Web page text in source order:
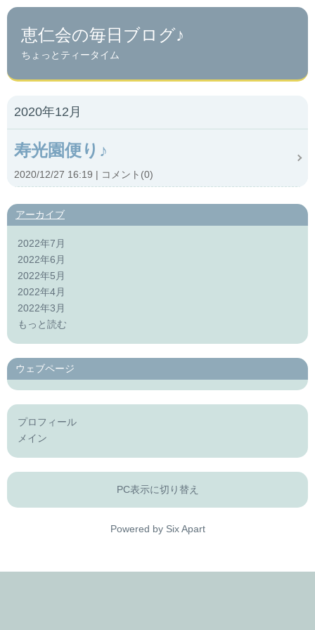
恵仁会の毎日ブログ♪
ちょっとティータイム
2020年12月
寿光園便り♪
2020/12/27 16:19 コメント(0)
アーカイブ
2022年7月
2022年6月
2022年5月
2022年4月
2022年3月
もっと読む
ウェブページ
プロフィール
メイン
PC表示に切り替え
Powered by Six Apart